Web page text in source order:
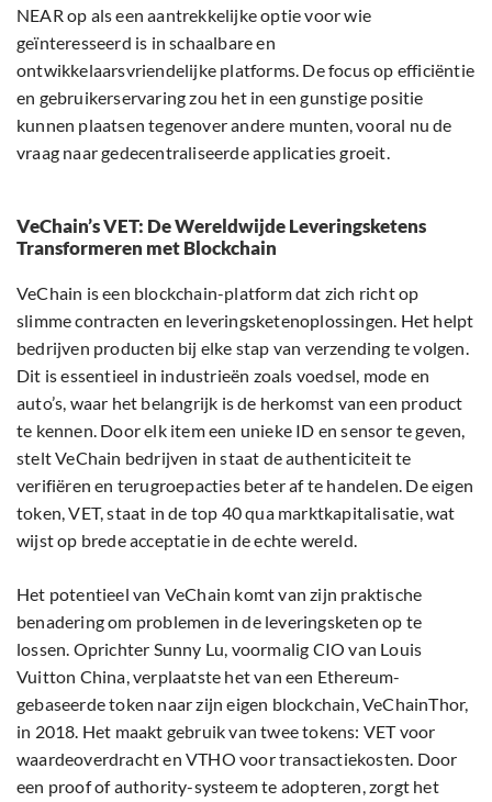
NEAR op als een aantrekkelijke optie voor wie
geïnteresseerd is in schaalbare en
ontwikkelaarsvriendelijke platforms. De focus op efficiëntie
en gebruikerservaring zou het in een gunstige positie
kunnen plaatsen tegenover andere munten, vooral nu de
vraag naar gedecentraliseerde applicaties groeit.
VeChain’s VET: De Wereldwijde Leveringsketens
Transformeren met Blockchain
VeChain is een blockchain-platform dat zich richt op
slimme contracten en leveringsketenoplossingen. Het helpt
bedrijven producten bij elke stap van verzending te volgen.
Dit is essentieel in industrieën zoals voedsel, mode en
auto’s, waar het belangrijk is de herkomst van een product
te kennen. Door elk item een unieke ID en sensor te geven,
stelt VeChain bedrijven in staat de authenticiteit te
verifiëren en terugroepacties beter af te handelen. De eigen
token, VET, staat in de top 40 qua marktkapitalisatie, wat
wijst op brede acceptatie in de echte wereld.
Het potentieel van VeChain komt van zijn praktische
benadering om problemen in de leveringsketen op te
lossen. Oprichter Sunny Lu, voormalig CIO van Louis
Vuitton China, verplaatste het van een Ethereum-
gebaseerde token naar zijn eigen blockchain, VeChainThor,
in 2018. Het maakt gebruik van twee tokens: VET voor
waardeoverdracht en VTHO voor transactiekosten. Door
een proof of authority-systeem te adopteren, zorgt het